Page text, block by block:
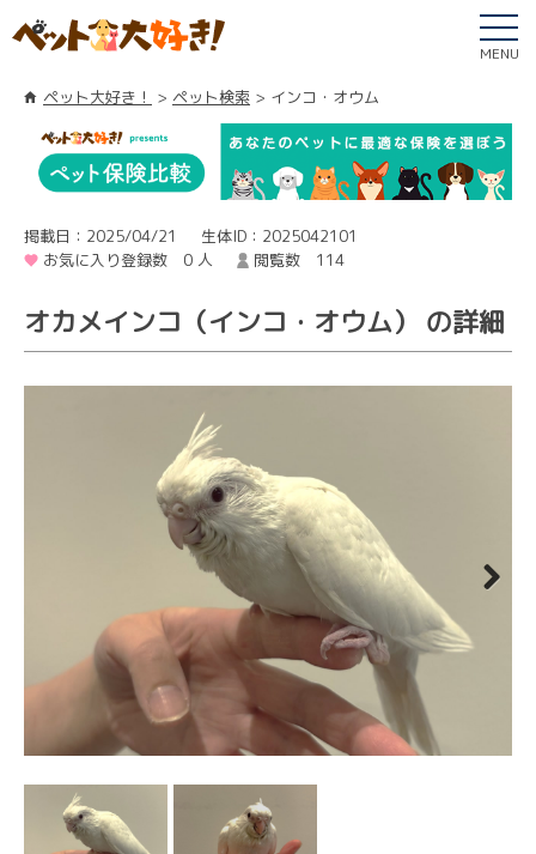
MENU
ペット大好き！ ペット検索 インコ・オウム
掲載日：2025/04/21
生体ID：2025042101
お気に入り登録数 0 人
閲覧数 114
オカメインコ（インコ・オウム） の詳細